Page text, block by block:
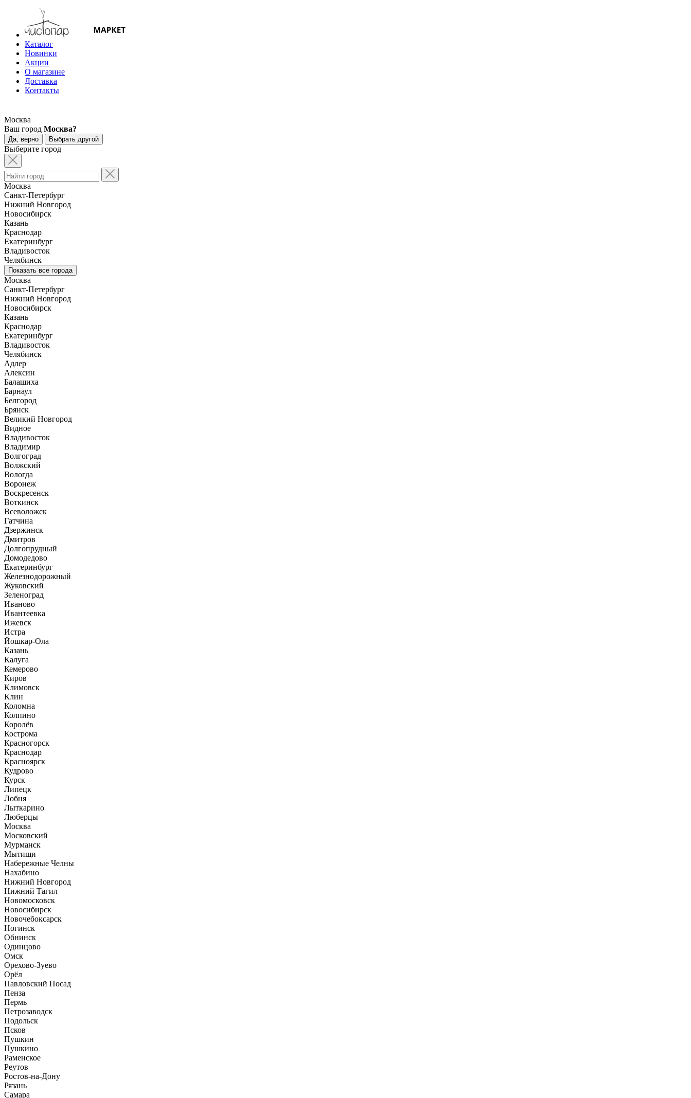
Каталог
Новинки
Акции
О магазине
Доставка
Контакты
Москва
Ваш город Москва?
Да, верно Выбрать другой
Выберите город
Москва
Санкт-Петербург
Нижний Новгород
Новосибирск
Казань
Краснодар
Екатеринбург
Владивосток
Челябинск
Показать все города
Москва
Санкт-Петербург
Нижний Новгород
Новосибирск
Казань
Краснодар
Екатеринбург
Владивосток
Челябинск
Адлер
Алексин
Балашиха
Барнаул
Белгород
Брянск
Великий Новгород
Видное
Владивосток
Владимир
Волгоград
Волжский
Вологда
Воронеж
Воскресенск
Воткинск
Всеволожск
Гатчина
Дзержинск
Дмитров
Долгопрудный
Домодедово
Екатеринбург
Железнодорожный
Жуковский
Зеленоград
Иваново
Ивантеевка
Ижевск
Истра
Йошкар-Ола
Казань
Калуга
Кемерово
Киров
Климовск
Клин
Коломна
Колпино
Королёв
Кострома
Красногорск
Краснодар
Красноярск
Кудрово
Курск
Липецк
Лобня
Лыткарино
Люберцы
Москва
Московский
Мурманск
Мытищи
Набережные Челны
Нахабино
Нижний Новгород
Нижний Тагил
Новомосковск
Новосибирск
Новочебоксарск
Ногинск
Обнинск
Одинцово
Омск
Орехово-Зуево
Орёл
Павловский Посад
Пенза
Пермь
Петрозаводск
Подольск
Псков
Пушкин
Пушкино
Раменское
Реутов
Ростов-на-Дону
Рязань
Самара